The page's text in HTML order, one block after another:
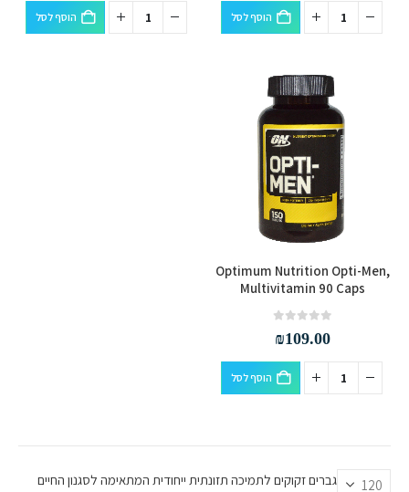
הוסף לסל הוסף לסל
Optimum Nutrition Opti-Men,
Multivitamin 90 Caps
₪109.00
הוסף לסל
גברים זקוקים לתמיכה תזונתית ייחודית המתאימה לסגנון החיים